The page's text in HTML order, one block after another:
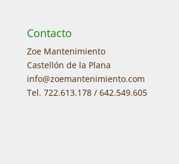
Contacto
Zoe Mantenimiento
Castellón de la Plana
info@zoemantenimiento.com
Tel. 722.613.178 / 642.549.605